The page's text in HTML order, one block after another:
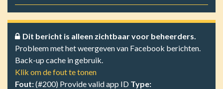
Dit bericht is alleen zichtbaar voor beheerders.
Probleem met het weergeven van Facebook berichten.
Back-up cache in gebruik.
Klik om de fout te tonen
Fout:(#200) Provide valid app ID Type: